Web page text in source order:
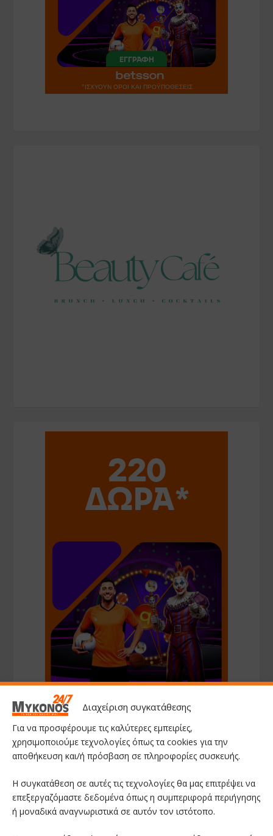
Διαχείριση συγκατάθεσης
Για να προσφέρουμε τις καλύτερες εμπειρίες,
χρησιμοποιούμε τεχνολογίες όπως τα cookies για την
αποθήκευση και/ή πρόσβαση σε πληροφορίες συσκευής.
Η συγκατάθεση σε αυτές τις τεχνολογίες θα μας επιτρέψει να
επεξεργαζόμαστε δεδομένα όπως η συμπεριφορά περιήγησης
ή μοναδικά αναγνωριστικά σε αυτόν τον ιστότοπο.